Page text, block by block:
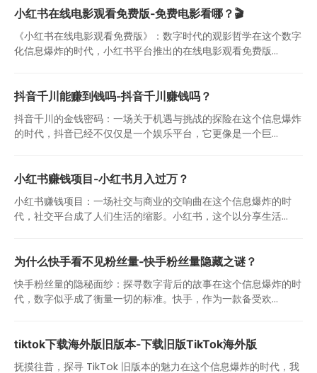
小红书在线电影观看免费版-免费电影看哪？🎬
《小红书在线电影观看免费版》：数字时代的观影哲学在这个数字
化信息爆炸的时代，小红书平台推出的在线电影观看免费版...
抖音千川能赚到钱吗-抖音千川赚钱吗？
抖音千川的金钱密码：一场关于机遇与挑战的探险在这个信息爆炸
的时代，抖音已经不仅仅是一个娱乐平台，它更像是一个巨...
小红书赚钱项目-小红书月入过万？
小红书赚钱项目：一场社交与商业的交响曲在这个信息爆炸的时
代，社交平台成了人们生活的缩影。小红书，这个以分享生活...
为什么快手看不见粉丝量-快手粉丝量隐藏之谜？
快手粉丝量的隐秘面纱：探寻数字背后的故事在这个信息爆炸的时
代，数字似乎成了衡量一切的标准。快手，作为一款备受欢...
tiktok下载海外版旧版本-下载旧版TikTok海外版
抚摸往昔，探寻 TikTok 旧版本的魅力在这个信息爆炸的时代，我